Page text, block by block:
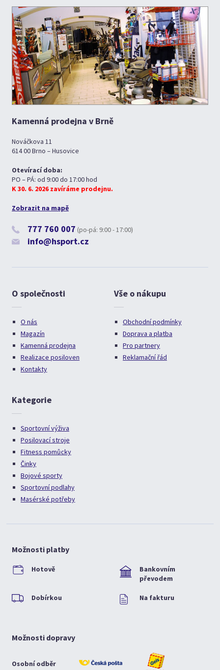
Kamenná prodejna v Brně
Nováčkova 11
614 00 Brno – Husovice
Otevírací doba:
PO – PÁ: od 9:00 do 17:00 hod
K 30. 6. 2026 zavíráme prodejnu.
Zobrazit na mapě
777 760 007 (po-pá: 9:00 - 17:00)
info@hsport.cz
O společnosti
O nás
Magazín
Kamenná prodejna
Realizace posiloven
Kontakty
Vše o nákupu
Obchodní podmínky
Doprava a platba
Pro partnery
Reklamační řád
Kategorie
Sportovní výživa
Posilovací stroje
Fitness pomůcky
Činky
Bojové sporty
Sportovní podlahy
Masérské potřeby
Možnosti platby
Hotově
Bankovním
převodem
Dobírkou Na fakturu
Možnosti dopravy
Osobní odběr